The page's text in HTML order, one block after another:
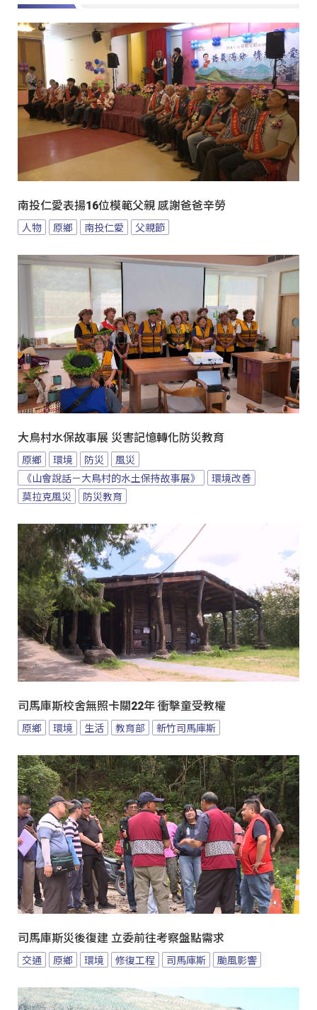
南投仁愛表揚16位模範父親 感謝爸爸辛勞
人物 原鄉 南投仁愛 父親節
大鳥村水保故事展 災害記憶轉化防災教育
原鄉 環境 防災
風災
《山會說話－大鳥村的水土保持故事展》
環境改善
莫拉克風災
防災教育
司馬庫斯校舍無照卡關22年 衝擊童受教權
原鄉 環境 生活 教育部 新竹司馬庫斯
司馬庫斯災後復建 立委前往考察盤點需求
交通 原鄉 環境 修復工程 司馬庫斯 颱風影響